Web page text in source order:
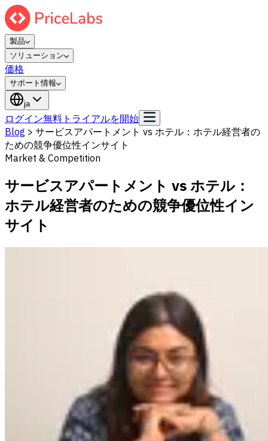
製品
ソリューション
価格
サポート情報
ja
ログイン無料トライアルを開始
Blog > サービスアパートメント vs ホテル：ホテル経営者の
ための競争優位性インサイト
Market & Competition
サービスアパートメント vs ホテル：
ホテル経営者のための競争優位性イン
サイト